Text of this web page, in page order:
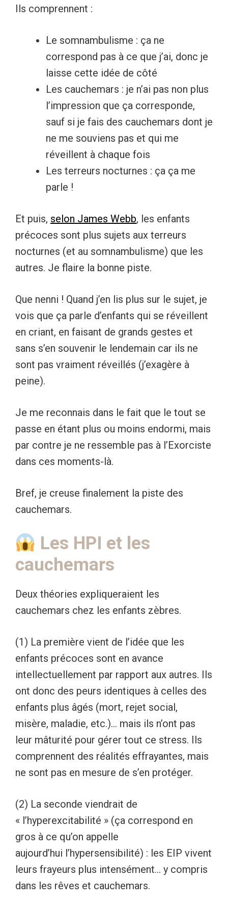
Ils comprennent :
Le somnambulisme : ça ne
correspond pas à ce que j’ai, donc je
laisse cette idée de côté
Les cauchemars : je n’ai pas non plus
l’impression que ça corresponde,
sauf si je fais des cauchemars dont je
ne me souviens pas et qui me
réveillent à chaque fois
Les terreurs nocturnes : ça ça me
parle !
Et puis, selon James Webb, les enfants
précoces sont plus sujets aux terreurs
nocturnes (et au somnambulisme) que les
autres. Je flaire la bonne piste.
Que nenni ! Quand j’en lis plus sur le sujet, je
vois que ça parle d’enfants qui se réveillent
en criant, en faisant de grands gestes et
sans s’en souvenir le lendemain car ils ne
sont pas vraiment réveillés (j’exagère à
peine).
Je me reconnais dans le fait que le tout se
passe en étant plus ou moins endormi, mais
par contre je ne ressemble pas à l’Exorciste
dans ces moments-là.
Bref, je creuse finalement la piste des
cauchemars.
Les HPI et les
cauchemars
Deux théories expliqueraient les
cauchemars chez les enfants zèbres.
(1) La première vient de l’idée que les
enfants précoces sont en avance
intellectuellement par rapport aux autres. Ils
ont donc des peurs identiques à celles des
enfants plus âgés (mort, rejet social,
misère, maladie, etc.)… mais ils n’ont pas
leur mâturité pour gérer tout ce stress. Ils
comprennent des réalités effrayantes, mais
ne sont pas en mesure de s’en protéger.
(2) La seconde viendrait de
« l’hyperexcitabilité » (ça correspond en
gros à ce qu’on appelle
aujourd’hui l’hypersensibilité) : les EIP vivent
leurs frayeurs plus intensément… y compris
dans les rêves et cauchemars.